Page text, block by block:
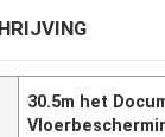
30.5m het